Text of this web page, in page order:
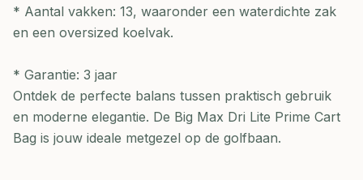
* Aantal vakken: 13, waaronder een waterdichte zak
en een oversized koelvak.
* Garantie: 3 jaar
Ontdek de perfecte balans tussen praktisch gebruik
en moderne elegantie. De Big Max Dri Lite Prime Cart
Bag is jouw ideale metgezel op de golfbaan.